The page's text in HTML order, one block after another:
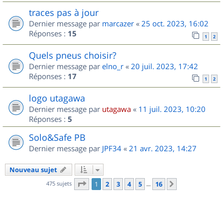
traces pas à jour
Dernier message par marcazer « 25 oct. 2023, 16:02
Réponses : 15 1 2
Quels pneus choisir?
Dernier message par elno_r « 20 juil. 2023, 17:42
Réponses : 17 1 2
logo utagawa
Dernier message par utagawa « 11 juil. 2023, 10:20
Réponses : 5
Solo&Safe PB
Dernier message par JPF34 « 21 avr. 2023, 14:27
Nouveau sujet
475 sujets Page 1sur
1 2 3 4 5 … 16